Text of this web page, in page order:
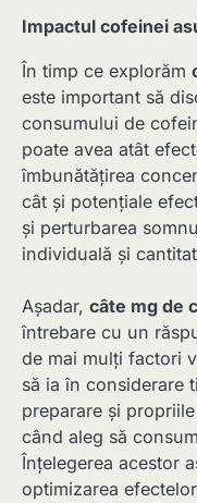
Impactul cofeinei
În timp ce explorăm
este important să
consumului de
poate avea atât
îmbunătățirea
cât și potențiale
și perturbarea
individuală și
Așadar, câte mg de
întrebare cu un
de mai mulți factori
să ia în considerare
preparare și
când aleg să
Înțelegerea acestor
optimizarea